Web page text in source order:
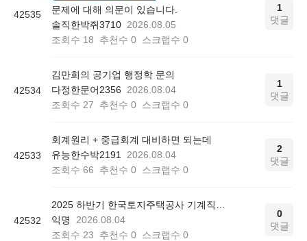
42535
문제에 대해 의문이 있습니다.
솔직한박쥐3710 2026.08.05
조회수 18 추천수 0 스크랩수 0
1
댓글
42534
김만희의 공기업 행정학 문의
다정한문어2356
2026.08.04
조회수 27 추천수 0 스크랩수 0
1
댓글
42533
회계원리 + 중급회계 대비하면 되는데
유능한수박2191
2026.08.04
조회수 66 추천수 0 스크랩수 0
2
댓글
42532
익명
2026.08.04
조회수 23 추천수 0 스크랩수 0
0
댓글